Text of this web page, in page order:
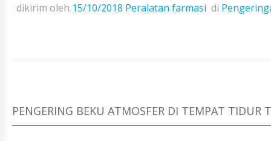
dikirim oleh 15/10/2018 Peralatan farmasi di
PENGERING BEKU ATMOSFER DI TEMPAT TIDUR